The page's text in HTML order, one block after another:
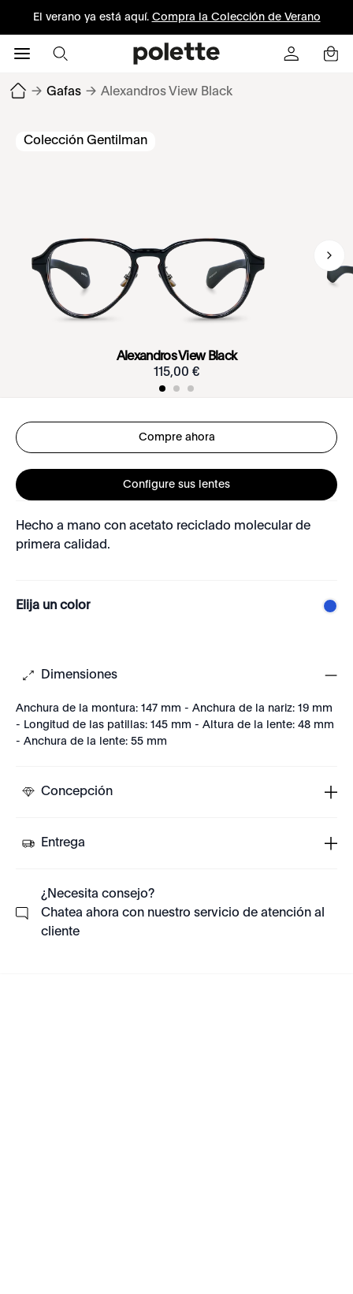
El verano ya está aquí. Compra la Colección de Verano
→ Gafas → Alexandros View Black
Colección Gentilman
Alexandros View Black
115,00 €
Compre ahora
Configure sus lentes
Hecho a mano con acetato reciclado molecular de
primera calidad.
Elija un color
Dimensiones
Anchura de la montura: 147 mm - Anchura de la nariz: 19 mm
- Longitud de las patillas: 145 mm - Altura de la lente: 48 mm
- Anchura de la lente: 55 mm
Concepción
Entrega
¿Necesita consejo?
Chatea ahora con nuestro servicio de atención al
cliente